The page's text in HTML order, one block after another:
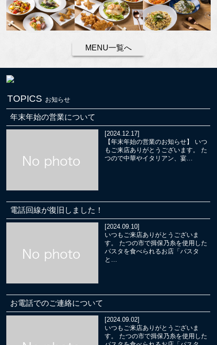
MENU一覧へ
TOPICS お知らせ
年末年始の営業について
[2024.12.17]
【年末年始の営業のお知らせ】 いつ
もご来店ありがとうございます。 た
つので中華やイタリアン、宴…
電話回線が復旧しました！
[2024.09.10]
いつもご来店ありがとうございま
す。 たつの市で揖保乃糸を使用した
パスタを食べられるお店「パスタ
と…
お電話でのご連絡について
[2024.09.02]
いつもご来店ありがとうございま
す。 たつの市で揖保乃糸を使用した